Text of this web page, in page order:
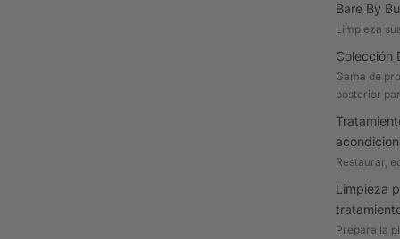
Bare By
Limpieza
Colección
Gama de
posterior
Restaurar,
Limpieza
Prepara la